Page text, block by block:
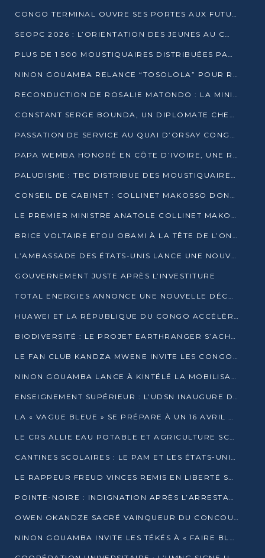
CONGO TERMINAL OUVRE SES PORTES AUX FUTURS INGÉNIEURS AU FORUM DES MÉTIERS D’UCAC-ICAM
SEOPC 2026 : L’ORIENTATION DES JEUNES AU CŒUR DE LA DEUXIÈME ÉDITION
PLUS DE 1 500 MOUSTIQUAIRES DISTRIBUÉES PAR AGL ET CONGO TERMINAL DANS LA LUTTE CONTRE LE PALUDISME
NINON GOUAMBA RELANCE “TOSOLOLA” POUR RENFORCER LE DIALOGUE AVEC LES CITOYENS
RECONDUCTION DE ROSALIE MATONDO : LA MINISTRE PROMET D’ACCÉLÉRER LE TRAITEMENT DES DOSSIERS ET DE RELEVER DE NOUVEAUX DÉFIS
CONSTANT SERGE BOUNDA, UN DIPLOMATE CHEVRONNÉ AUX COMMANDES DES AFFAIRES ÉTRANGÈRES
PASSATION DE SERVICE AU QUAI D’ORSAY CONGOLAIS : GAKOSSO PASSE LE FLAMBEAU À BOUNDA
PAPA WEMBA HONORÉ EN CÔTE D’IVOIRE, UNE RUE PORTE DÉSORMAIS SON NOM
PALUDISME : TBC DISTRIBUE DES MOUSTIQUAIRES DANS DEUX CSI DE BRAZZAVILLE
CONSEIL DE CABINET : COLLINET MAKOSSO DONNE SES DERNIÈRES ORIENTATIONS
LE PREMIER MINISTRE ANATOLE COLLINET MAKOSSO DÉMISSIONNE AVEC SON GOUVERNEMENT
BRICE VOLTAIRE ETOU OBAMI À LA TÊTE DE L’ONEC-C POUR TROIS ANS
L’AMBASSADE DES ÉTATS-UNIS LANCE UNE NOUVELLE COHORTE DU PROGRAMME ACCESS MICRO-SCHOLARSHIP
GOUVERNEMENT JUSTE APRÈS L’INVESTITURE
TOTAL ENERGIES ANNONCE UNE NOUVELLE DÉCOUVERTE D’HYDROCARBURES SUR LE PERMIS MOHO AU LARGE DU CONGO
HUAWEI ET LA RÉPUBLIQUE DU CONGO ACCÉLÈRENT LEUR PARTENARIAT
BIODIVERSITÉ : LE PROJET EARTHRANGER S’ACHÈVE, MAIS LES DÉFIS DEMEURENT
LE FAN CLUB KANDZA MWENE INVITE LES CONGOLAIS À UNE FORTE AFFLUENCE AU STADE DE KINTÉLÉ
NINON GOUAMBA LANCE À KINTÉLÉ LA MOBILISATION POUR L’INVESTITURE DR DSN
ENSEIGNEMENT SUPÉRIEUR : L’UDSN INAUGURE DES LABORATOIRES POUR BOOSTER LA FORMATION PRATIQUE
LA « VAGUE BLEUE » SE PRÉPARE À UN 16 AVRIL HISTORIQUE
LE CRS ALLIE EAU POTABLE ET AGRICULTURE SCOLAIRE AU CŒUR DE LA TRANSFORMATION DES ÉCOLES RURALES
CANTINES SCOLAIRES : LE PAM ET LES ÉTATS-UNIS AU CONTACT DES ÉCOLIERS DE KINKALA
LE RAPPEUR FREUD VINCES REMIS EN LIBERTÉ SOUS PRESSION MÉDIATIQUE
POINTE-NOIRE : INDIGNATION APRÈS L’ARRESTATION DU RAPPEUR FREUD VINCES
OWEN OKANDZE SACRÉ VAINQUEUR DU CONCOURS SLAM POUR LA VIE
NINON GOUAMBA INVITE LES TÉKÉS À « FAIRE BLOC » POUR PESER DANS LE DÉBAT NATIONAL